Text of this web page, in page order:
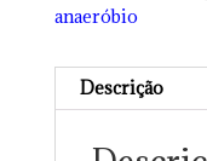
anaeróbio
Descrição